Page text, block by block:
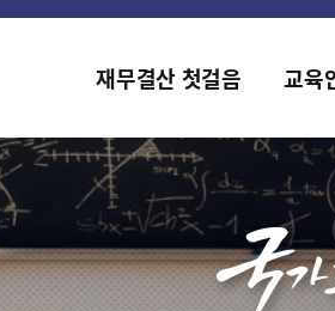
홈페이지가 새롭
재무결산 첫걸음 교육